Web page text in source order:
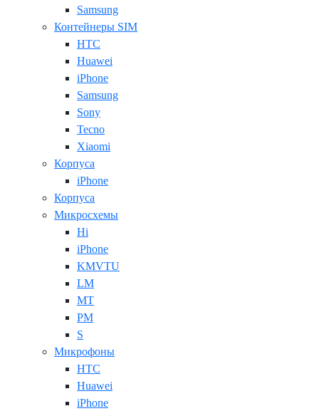
Samsung
Контейнеры SIM
HTC
Huawei
iPhone
Samsung
Sony
Tecno
Xiaomi
Корпуса
iPhone
Корпуса
Микросхемы
Hi
iPhone
KMVTU
LM
MT
PM
S
Микрофоны
HTC
Huawei
iPhone